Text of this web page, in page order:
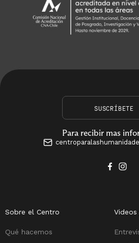
SUSCRÍBETE
Para recibir mas
Sobre el Centro
Qué hacemos
Videos